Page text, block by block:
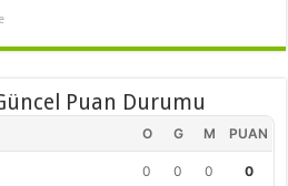
Puan Durumu
O G M PUAN
0 0 0 0